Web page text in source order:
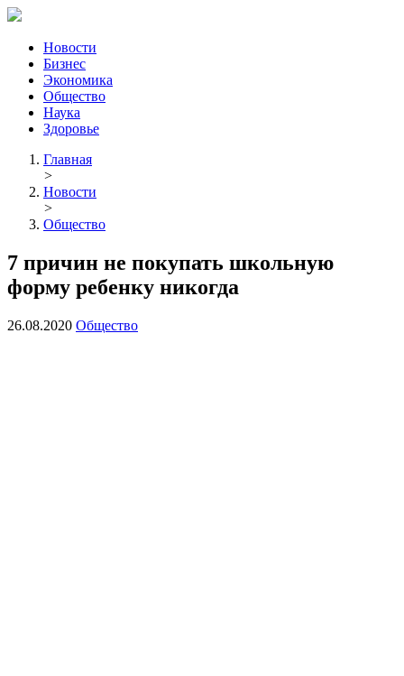
Новости
Бизнес
Экономика
Общество
Наука
Здоровье
Главная
>
Новости
>
Общество
7 причин не покупать школьную
форму ребенку никогда
26.08.2020 Общество